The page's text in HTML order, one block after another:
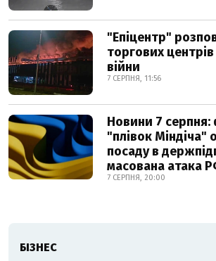
"Епіцентр"
торгових
війни
7 СЕРПНЯ, 11:56
Новини 7 серпня:
"плівок Міндіча"
посаду в
масована атака
7 СЕРПНЯ, 20:00
БІЗНЕС